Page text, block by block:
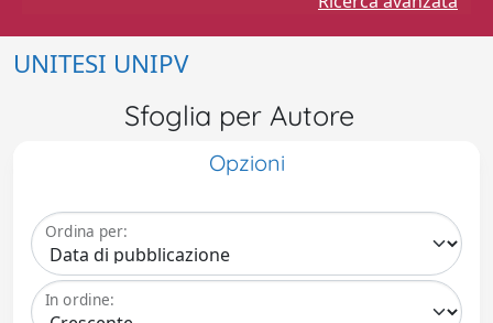
UNITESI UNIPV
Sfoglia per Autore
Opzioni
Ordina per:
In ordine: